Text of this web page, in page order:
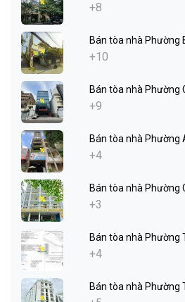
+8
Bán tòa nhà Phường
+10
Bán tòa nhà Phường
+9
Bán tòa nhà Phường
+4
Bán tòa nhà Phường
+3
Bán tòa nhà Phường
+4
Bán tòa nhà Phường